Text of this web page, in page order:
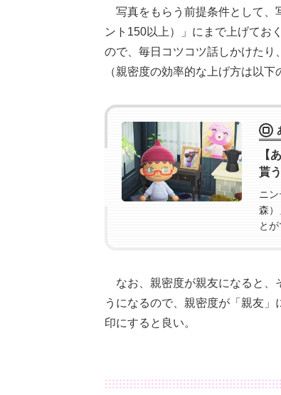
写真をもらう前提条件として、
ント150以上）」にまで上げてお
ので、毎日コツコツ話しかけたり
（親密度の効率的な上げ方は以下
【
貰
ニ
森）
と
なお、親密度が親友になると、
うになるので、親密度が「親友
印にすると良い。